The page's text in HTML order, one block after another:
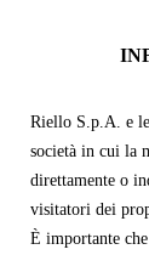
Riello S.p.A. e
società in cui la
direttamente o
visitatori dei
È importante